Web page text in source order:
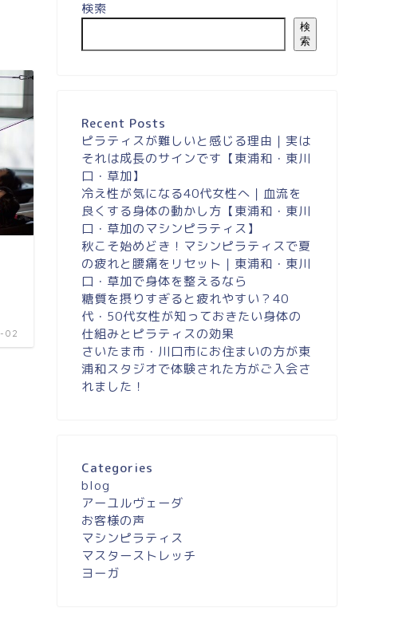
02
検索
検
索
Recent Posts
ピラティスが難しいと感じる理由｜実は
それは成長のサインです【東浦和・東川
口・草加】
冷え性が気になる40代女性へ｜血流を
良くする身体の動かし方【東浦和・東川
口・草加のマシンピラティス】
秋こそ始めどき！マシンピラティスで夏
の疲れと腰痛をリセット｜東浦和・東川
口・草加で身体を整えるなら
糖質を摂りすぎると疲れやすい？40
代・50代女性が知っておきたい身体の
仕組みとピラティスの効果
さいたま市・川口市にお住まいの方が東
浦和スタジオで体験された方がご入会さ
れました！
Categories
blog
アーユルヴェーダ
お客様の声
マシンピラティス
マスターストレッチ
ヨーガ